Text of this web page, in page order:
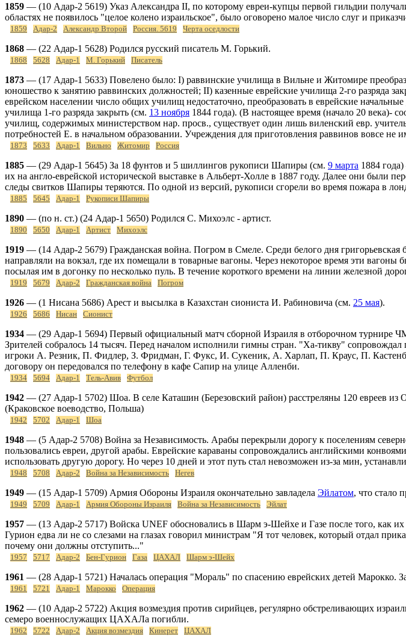
1859 — (10 Адар-2 5619) Указ Александра II, по которому евреи-купцы первой гильдии
областях не появилось "целое колено израильское", было оговорено малое число слуг и
1859 Адар-2 Александр Второй Россия. 5619 Черта оседлости
1868 — (22 Адар-1 5628) Родился русский писатель М. Горький.
1868 5628 Адар-1 М. Горький Писатель
1873 — (17 Адар-1 5633) Повелено было: I) раввинские училища в Вильне и Житомире
юношество к занятию раввинских должностей; II) казенные еврейские училища 2-го разряда
еврейском населении число общих училищ недостаточно, преобразовать в еврейские
училища 1-го разряда закрыть (см. 13 ноября 1844 года). (В настоящее время (начало 20
училищ, содержимых министерством нар. просв., существует один лишь виленский евр.
потребностей Е. в начальном образовании. Учреждения для приготовления раввинов вовсе не
1873 5633 Адар-1 Вильно Житомир Россия
1885 — (29 Адар-1 5645) За 18 фунтов и 5 шиллингов рукописи Шапиры (см. 9 марта 1884
их на англо-еврейской исторической выставке в Альберт-Холле в 1887 году. Далее они были
следы свитков Шапиры теряются. По одной из версий, рукописи сгорели во время пожара в
1885 5645 Адар-1 Рукописи Шапиры
1890 — (по н. ст.) (24 Адар-1 5650) Родился С. Михоэлс - артист.
1890 5650 Адар-1 Артист Михоэлс
1919 — (14 Адар-2 5679) Гражданская война. Погром в Смеле. Среди белого дня григорьевская
направляли на вокзал, где их помещали в товарные вагоны. Через некоторое время эти
посылая им в догонку по несколько пуль. В течение короткого времени на линии железной
1919 5679 Адар-2 Гражданская война Погром
1926 — (1 Нисана 5686) Арест и высылка в Казахстан сиониста И. Рабиновича (см. 25 мая).
1926 5686 Нисан Сионист
1934 — (29 Адар-1 5694) Первый официальный матч сборной Израиля в отборочном турнире
Зрителей собралось 14 тысяч. Перед началом исполнили гимны стран. "Ха-тикву"
игроки А. Резник, П. Фидлер, З. Фридман, Г. Фукс, И. Сукеник, А. Харлап, П. Краус, П.
договору он передовался по телефону в кафе Сапир на улице Алленби.
1934 5694 Адар-1 Тель-Авив Футбол
1942 — (27 Адар-1 5702) Шоа. В селе Каташин (Березовский район) расстреляны 120 евреев из
(Краковское воеводство, Польша)
1942 5702 Адар-1 Шоа
1948 — (5 Адар-2 5708) Война за Независимость. Арабы перекрыли дорогу к поселениям
пользовались евреи, другой арабы. Еврейские караваны сопровождались английскими
использовать другую дорогу. Но через 10 дней и этот путь стал невозможен из-за мин,
1948 5708 Адар-2 Война за Независимость Негев
1949 — (15 Адар-1 5709) Армия Обороны Израиля окончательно завладела Эйлатом, что стало
1949 5709 Адар-1 Армия Обороны Израиля Война за Независимость Эйлат
1957 — (13 Адар-2 5717) Войска UNEF обосновались в Шарм э-Шейхе и Газе после того, как
Гурион едва ли не со слезами на глазах говорил министрам "Я тот человек, который отдал
почему они должны отступить..."
1957 5717 Адар-2 Бен-Гурион Газа ЦАХАЛ Шарм э-Шейх
1961 — (28 Адар-1 5721) Началась операция "Мораль" по спасению еврейских детей Марокко.
1961 5721 Адар-1 Марокко Операция
1962 — (10 Адар-2 5722) Акция возмездия против сирийцев, регулярно обстреливающих
семеро военнослужащих ЦАХАЛа погибли.
1962 5722 Адар-2 Акция возмездия Кинерет ЦАХАЛ